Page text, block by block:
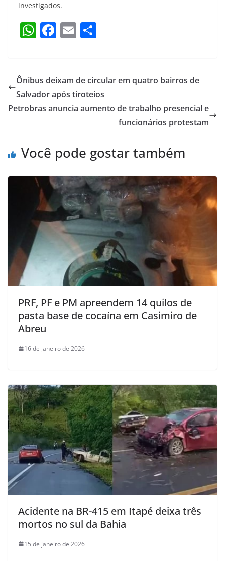
investigados.
W
s
A
p
F
e
b
o
E
l e
Ônibus deixam de circular em quatro bairros de
Salvador após tiroteios
Petrobras anuncia aumento de trabalho presencial e
funcionários protestam
Você pode gostar também
PRF, PF e PM apreendem 14 quilos de
pasta base de cocaína em Casimiro de
Abreu
16 de janeiro de 2026
Acidente na BR-415 em Itapé deixa três
mortos no sul da Bahia
15 de janeiro de 2026